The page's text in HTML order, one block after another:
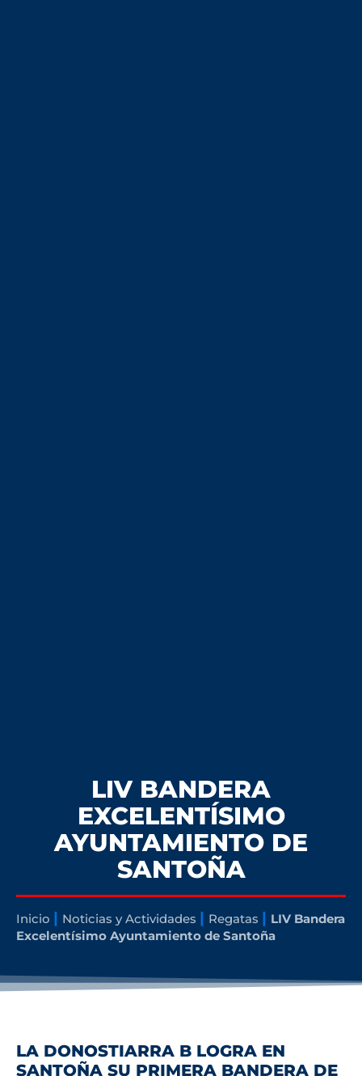
LIV BANDERA
EXCELENTÍSIMO
AYUNTAMIENTO DE
SANTOÑA
Inicio | Noticias y Actividades | Regatas | LIV Bandera
Excelentísimo Ayuntamiento de Santoña
LA DONOSTIARRA B LOGRA EN
SANTOÑA SU PRIMERA BANDERA DE